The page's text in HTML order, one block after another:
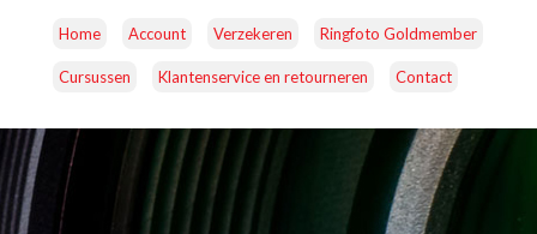
Home Account Verzekeren Ringfoto Goldmember
Cursussen Klantenservice en retourneren Contact
CAMERA’S OBJECTIEVEN ACCESSOIRES
NATUUROBSERVATIE